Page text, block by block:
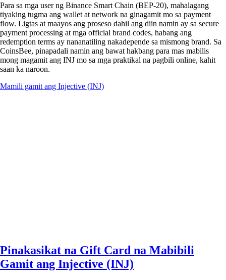
Para sa mga user ng Binance Smart Chain (BEP-20), mahalagang
tiyaking tugma ang wallet at network na ginagamit mo sa payment
flow. Ligtas at maayos ang proseso dahil ang diin namin ay sa secure
payment processing at mga official brand codes, habang ang
redemption terms ay nananatiling nakadepende sa mismong brand. Sa
CoinsBee, pinapadali namin ang bawat hakbang para mas mabilis
mong magamit ang INJ mo sa mga praktikal na pagbili online, kahit
saan ka naroon.
Mamili gamit ang Injective (INJ)
Pinakasikat na Gift Card na Mabibili
Gamit ang Injective (INJ)